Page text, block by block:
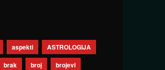
aspekti
ASTROLOGIJA
brak broj
brojevi